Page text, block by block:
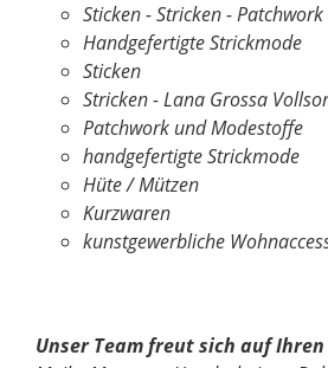
Sticken - Stricken - Patchwork
Handgefertigte Strickmode
Sticken
Stricken - Lana Grossa
Patchwork und Modestoffe
handgefertigte Strickmode
Hüte / Mützen
Kurzwaren
kunstgewerbliche
Unser Team freut sich auf Ihren